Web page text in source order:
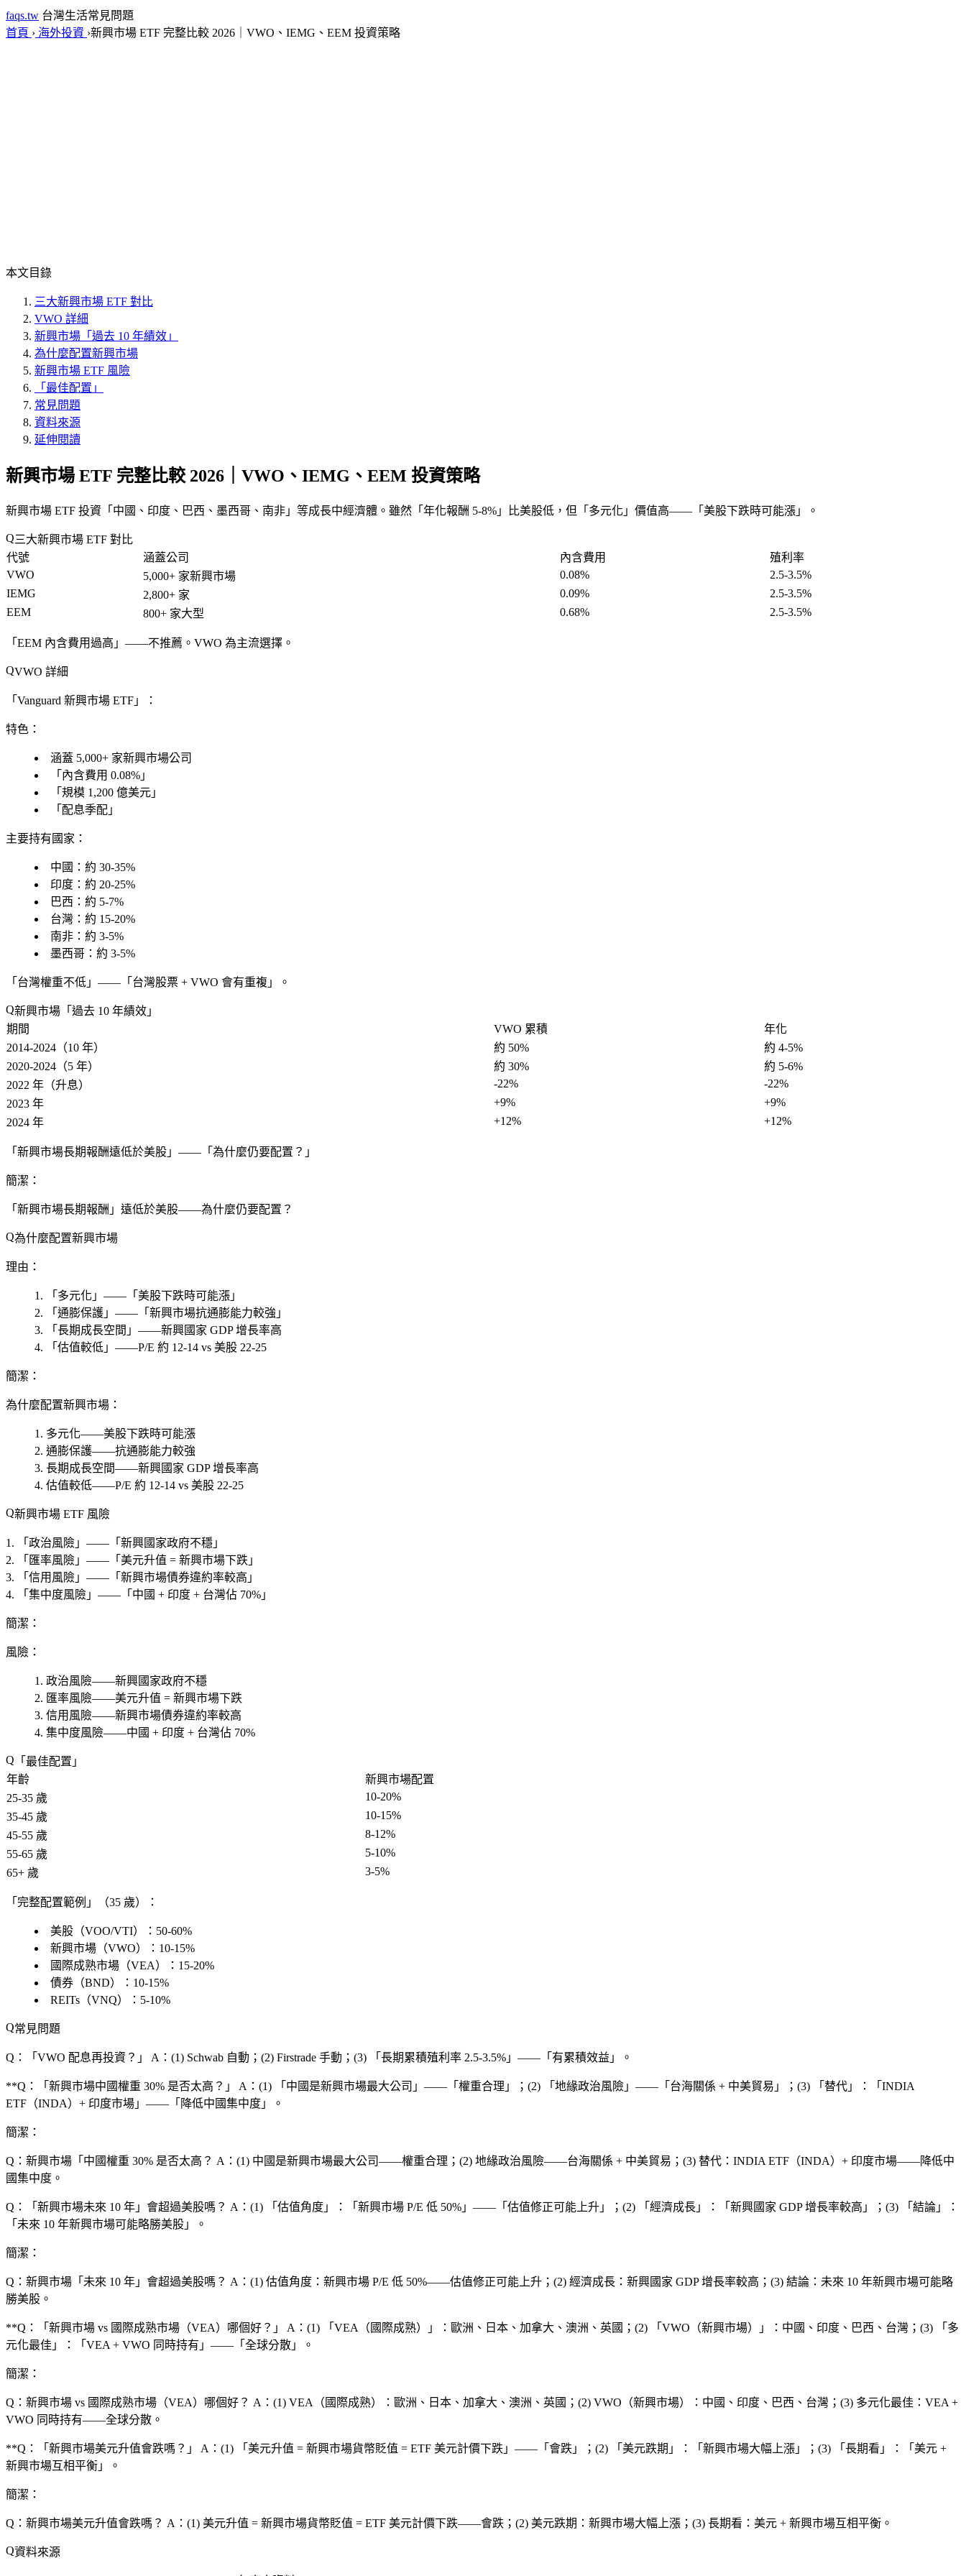
faqs.tw 台灣生活常見問題
首頁 › 海外投資 ›新興市場 ETF 完整比較 2026｜VWO、IEMG、EEM 投資策略
本文目錄
三大新興市場 ETF 對比
VWO 詳細
新興市場「過去 10 年績效」
為什麼配置新興市場
新興市場 ETF 風險
「最佳配置」
常見問題
資料來源
延伸閱讀
新興市場 ETF 完整比較 2026｜VWO、IEMG、EEM 投資策略
新興市場 ETF 投資「中國、印度、巴西、墨西哥、南非」等成長中經濟體。雖然「年化報酬 5-8%」比美股低，但「多元化」價值高——「美股下跌時可能漲」。
三大新興市場 ETF 對比
代號
涵蓋公司 內含費用
殖利率
VWO
5,000+ 家新興市場 0.08%
2.5-3.5%
IEMG
2,800+ 家 0.09%
2.5-3.5%
EEM
800+ 家大型 0.68% 2.5-3.5%
「EEM 內含費用過高」——不推薦。VWO 為主流選擇。
VWO 詳細
「Vanguard 新興市場 ETF」：
特色 ：
涵蓋 5,000+ 家新興市場公司
「內含費用 0.08%」
「規模 1,200 億美元」
「配息季配」
主要持有國家 ：
中國：約 30-35%
印度：約 20-25%
巴西：約 5-7%
台灣：約 15-20%
南非：約 3-5%
墨西哥：約 3-5%
「台灣權重不低」——「台灣股票 + VWO 會有重複」。
新興市場「過去 10 年績效」
期間
VWO 累積
年化
2014-2024（10 年）
約 50%
約 4-5%
2020-2024（5 年）
約 30%
約 5-6%
2022 年（升息）
-22%
-22%
2023 年
+9%
+9%
2024 年
+12% +12%
「新興市場長期報酬遠低於美股」——「為什麼仍要配置？」
簡潔：
「新興市場長期報酬」 遠低於美股——為什麼仍要配置？
為什麼配置新興市場
理由：
「多元化」——「美股下跌時可能漲」
「通膨保護」——「新興市場抗通膨能力較強」
「長期成長空間」——新興國家 GDP 增長率高
「估值較低」——P/E 約 12-14 vs 美股 22-25
簡潔：
為什麼配置新興市場 ：
多元化——美股下跌時可能漲
通膨保護——抗通膨能力較強
長期成長空間——新興國家 GDP 增長率高
估值較低——P/E 約 12-14 vs 美股 22-25
新興市場 ETF 風險
「政治風險」——「新興國家政府不穩」
「匯率風險」——「美元升值 = 新興市場下跌」
「信用風險」——「新興市場債券違約率較高」
「集中度風險」——「中國 + 印度 + 台灣佔 70%」
簡潔：
風險 ：
政治風險——新興國家政府不穩
匯率風險——美元升值 = 新興市場下跌
信用風險——新興市場債券違約率較高
集中度風險——中國 + 印度 + 台灣佔 70%
「最佳配置」
年齡
新興市場配置
25-35 歲
10-20%
35-45 歲
10-15%
45-55 歲
8-12%
55-65 歲
5-10%
65+ 歲
3-5%
「完整配置範例」（35 歲）：
美股（VOO/VTI）：50-60%
新興市場（VWO）：10-15%
國際成熟市場（VEA）：15-20%
債券（BND）：10-15%
REITs（VNQ）：5-10%
常見問題
Q：「VWO 配息再投資？」 A：(1) Schwab 自動；(2) Firstrade 手動；(3) 「長期累積殖利率 2.5-3.5%」——「有累積效益」。
**Q：「新興市場中國權重 30% 是否太高？」 A：(1) 「中國是新興市場最大公司」——「權重合理」；(2) 「地緣政治風險」——「台海關係 + 中美貿易」；(3) 「替代」：「INDIA
ETF（INDA）+ 印度市場」——「降低中國集中度」。
簡潔：
Q：新興市場「中國權重 30% 是否太高？ A：(1) 中國是新興市場最大公司——權重合理；(2) 地緣政治風險——台海關係 + 中美貿易；(3) 替代：INDIA ETF（INDA）+ 印度市場——降低中
國集中度。
Q：「新興市場未來 10 年」會超過美股嗎？ A：(1) 「估值角度」：「新興市場 P/E 低 50%」——「估值修正可能上升」；(2) 「經濟成長」：「新興國家 GDP 增長率較高」；(3) 「結論」：
「未來 10 年新興市場可能略勝美股」。
簡潔：
Q：新興市場「未來 10 年」會超過美股嗎？ A：(1) 估值角度：新興市場 P/E 低 50%——估值修正可能上升；(2) 經濟成長：新興國家 GDP 增長率較高；(3) 結論：未來 10 年新興市場可能略
勝美股。
**Q：「新興市場 vs 國際成熟市場（VEA）哪個好？」 A：(1) 「VEA（國際成熟）」：歐洲、日本、加拿大、澳洲、英國；(2) 「VWO（新興市場）」：中國、印度、巴西、台灣；(3) 「多
元化最佳」：「VEA + VWO 同時持有」——「全球分散」。
簡潔：
Q：新興市場 vs 國際成熟市場（VEA）哪個好？ A：(1) VEA（國際成熟）：歐洲、日本、加拿大、澳洲、英國；(2) VWO（新興市場）：中國、印度、巴西、台灣；(3) 多元化最佳：VEA +
VWO 同時持有——全球分散。
**Q：「新興市場美元升值會跌嗎？」 A：(1) 「美元升值 = 新興市場貨幣貶值 = ETF 美元計價下跌」——「會跌」；(2) 「美元跌期」：「新興市場大幅上漲」；(3) 「長期看」：「美元 +
新興市場互相平衡」。
簡潔：
Q：新興市場美元升值會跌嗎？ A：(1) 美元升值 = 新興市場貨幣貶值 = ETF 美元計價下跌——會跌；(2) 美元跌期：新興市場大幅上漲；(3) 長期看：美元 + 新興市場互相平衡。
資料來源